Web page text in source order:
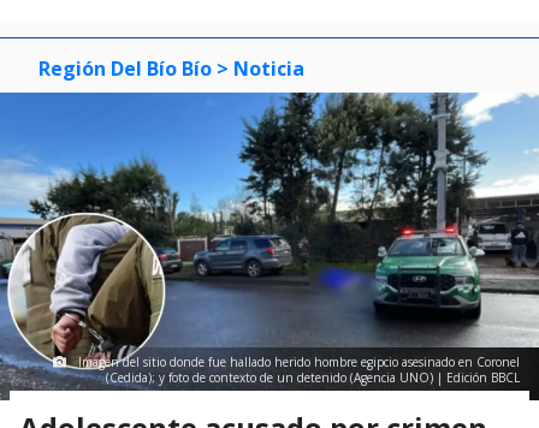
Región Del Bío Bío > Noticia
Imagen del sitio donde fue hallado herido hombre egipcio asesinado en Coronel
(Cedida); y foto de contexto de un detenido (Agencia UNO) | Edición BBCL